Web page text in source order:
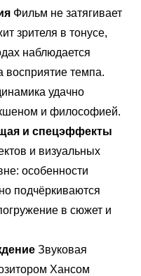
Фильм не затягивает
зрителя в тонусе,
наблюдается
восприятие темпа.
удачно
и философией.
и спецэффекты
и визуальных
особенности
подчёркиваются
в сюжет и
Звуковая
Хансом